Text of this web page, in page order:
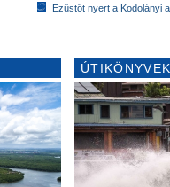
Ezüstöt nyert a Kodolányi